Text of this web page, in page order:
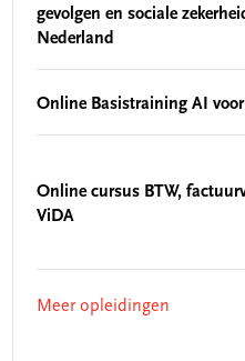
gevolgen en sociale
Nederland
Online Basistraining AI
Online cursus BTW,
ViDA
Meer opleidingen